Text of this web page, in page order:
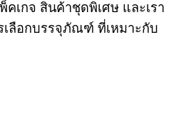
เกจ สินค้าชุดพิเศษ และเรา
เลือกบรรจุภัณฑ์ ที่เหมาะกับ